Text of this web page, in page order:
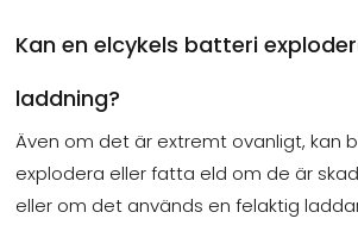
Kan en elcykels batteri
laddning?
Även om det är extremt ovanligt, kan
explodera eller fatta eld om de är
eller om det används en felaktig